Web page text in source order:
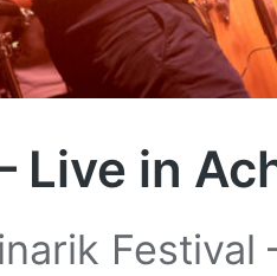
Live in
Festival